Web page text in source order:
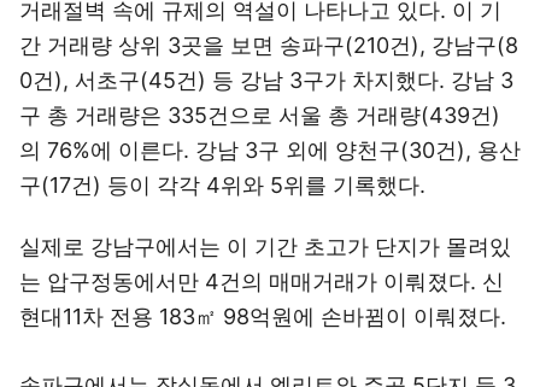
거래절벽 속에 규제의 역설이 나타나고 있다. 이 기
간 거래량 상위 3곳을 보면 송파구(210건), 강남구(8
0건), 서초구(45건) 등 강남 3구가 차지했다. 강남 3
구 총 거래량은 335건으로 서울 총 거래량(439건)
의 76%에 이른다. 강남 3구 외에 양천구(30건), 용산
구(17건) 등이 각각 4위와 5위를 기록했다.
실제로 강남구에서는 이 기간 초고가 단지가 몰려있
는 압구정동에서만 4건의 매매거래가 이뤄졌다. 신
현대11차 전용 183㎡ 98억원에 손바뀜이 이뤄졌다.